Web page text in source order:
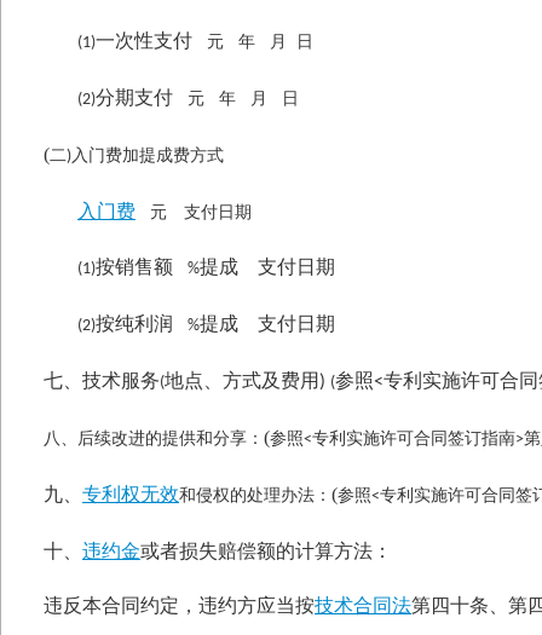
(1)一次性支付 元 年 月 日
(2)分期支付 元 年 月 日
(二)入门费加提成费方式
入门费 元 支付日期
(1)按销售额 %提成 支付日期
(2)按纯利润 %提成 支付日期
七、技术服务(地点、方式及费用 ) (参照<专利实施许可合
八、后续改进的提供和分享： (参照<专利实施许可合同签订指南>
九、 专利权无效和侵权的处理办法： (参照<专利实施许可合同签
十、 违约金或者损失赔偿额的计算方法：
违反本合同约定，违约方应当按技术合同法第四十条、第